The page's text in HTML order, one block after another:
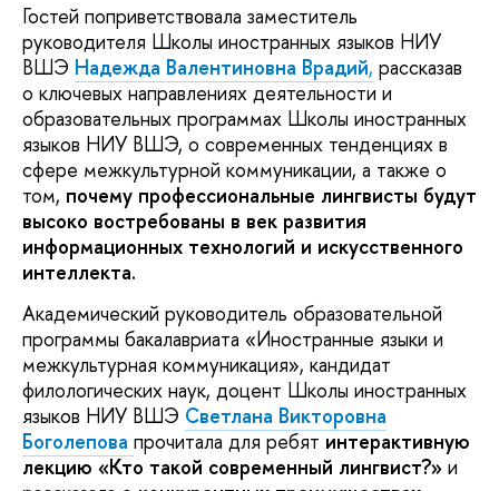
Гостей поприветствовала заместитель
руководителя Школы иностранных языков НИУ
ВШЭ Надежда Валентиновна Врадий, рассказав
о ключевых направлениях деятельности и
образовательных программах Школы иностранных
языков НИУ ВШЭ, о современных тенденциях в
сфере межкультурной коммуникации, а также о
том, почему профессиональные лингвисты будут
высоко востребованы в век развития
информационных технологий и искусственного
интеллекта.
Академический руководитель образовательной
программы бакалавриата «Иностранные языки и
межкультурная коммуникация», кандидат
филологических наук, доцент Школы иностранных
языков НИУ ВШЭ Светлана Викторовна
Боголепова прочитала для ребят интерактивную
лекцию «Кто такой современный лингвист?» и